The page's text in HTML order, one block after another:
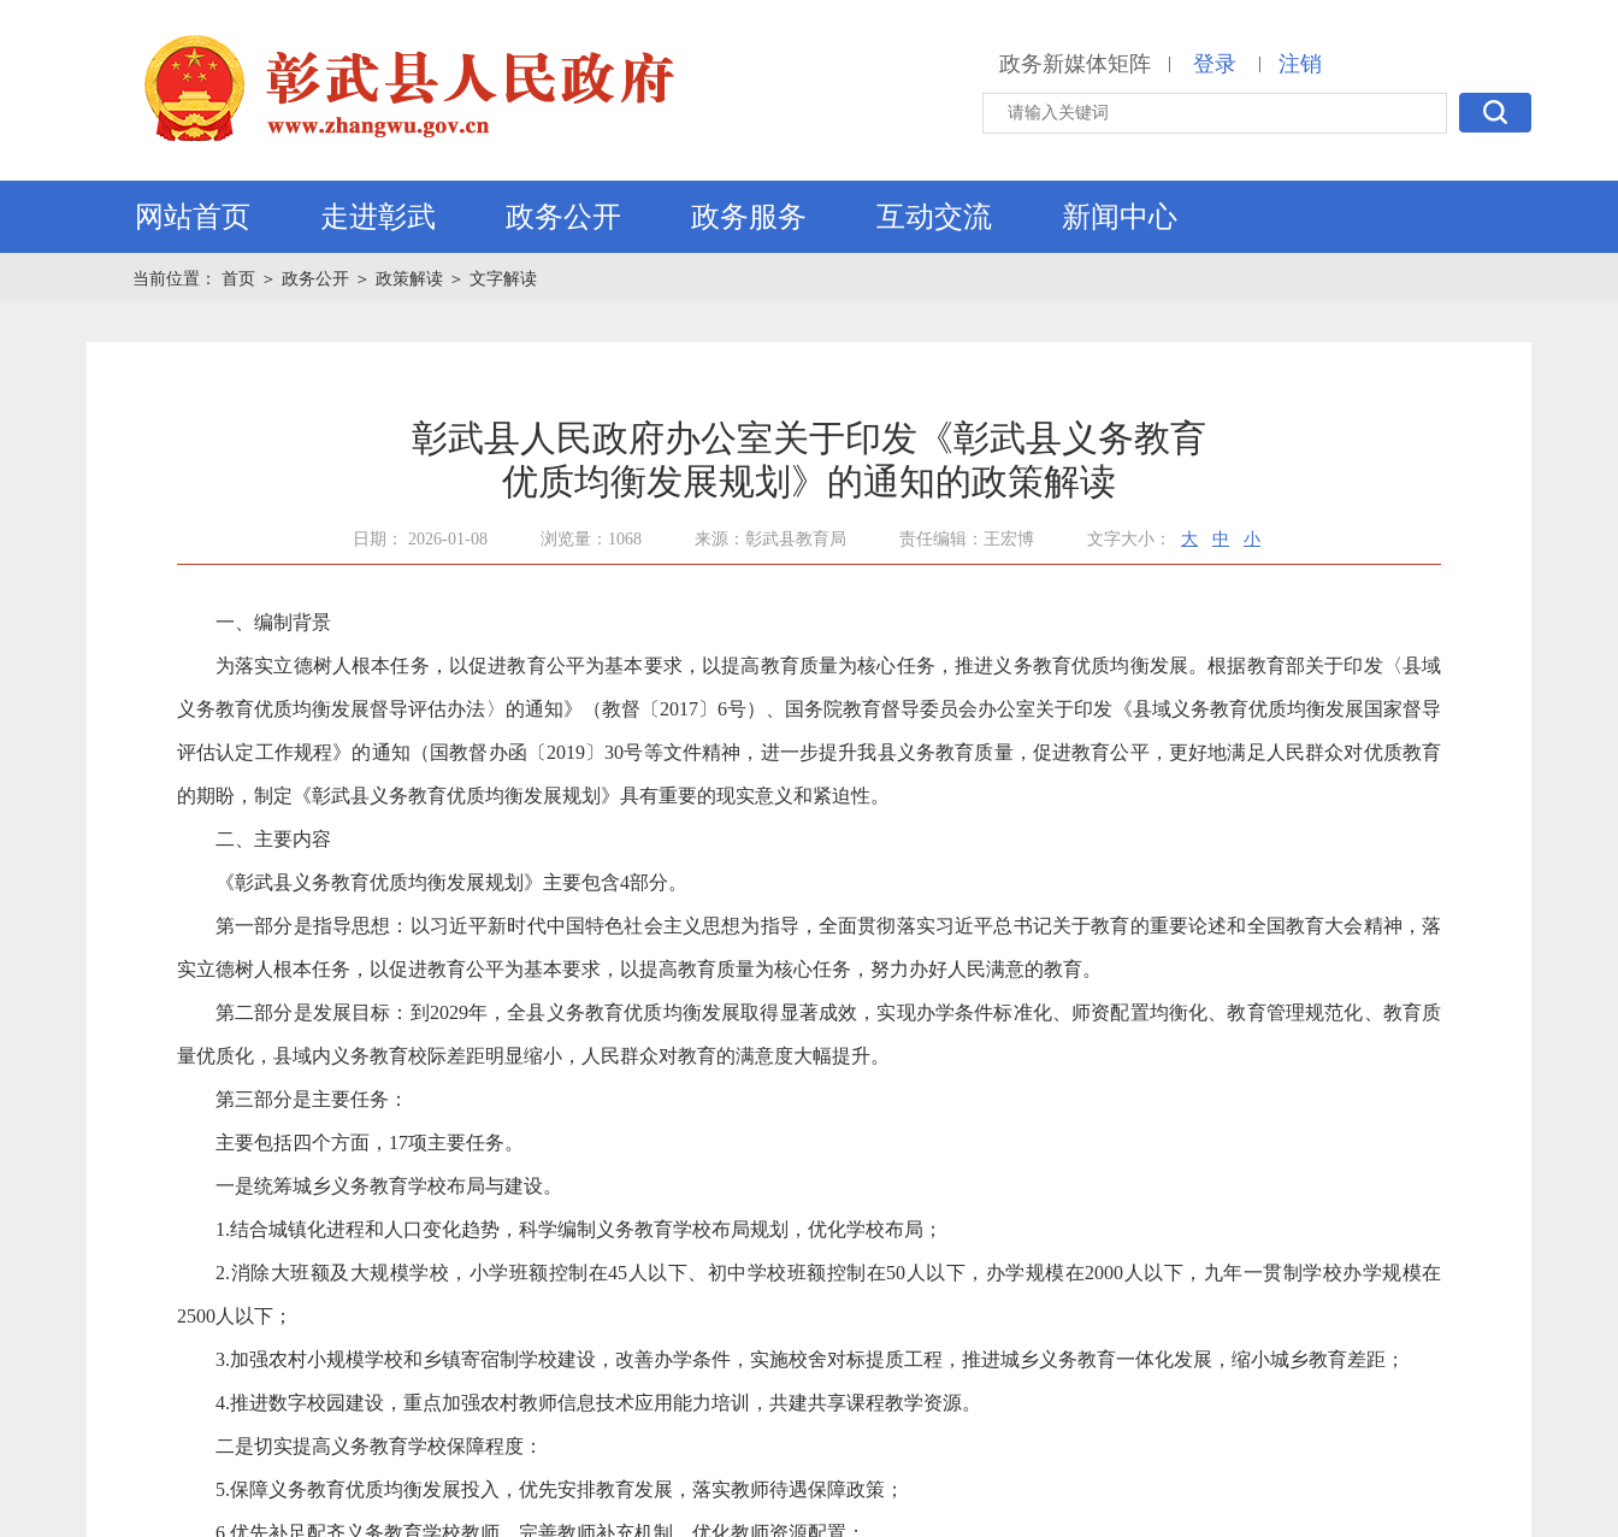
政务新媒体矩阵 | 登录 | 注销
网站首页 走进彰武 政务公开 政务服务 互动交流 新闻中心
当前位置： 首页 ＞ 政务公开 ＞ 政策解读 ＞ 文字解读
彰武县人民政府办公室关于印发《彰武县义务教育
优质均衡发展规划》的通知的政策解读
日期： 2026-01-08 浏览量：1068 来源：彰武县教育局 责任编辑：王宏博 文字大小： 大 中 小
一、编制背景
为落实立德树人根本任务，以促进教育公平为基本要求，以提高教育质量为核心任务，推进义务教育优质均衡发展。根据教育部关于印发〈县域
义务教育优质均衡发展督导评估办法〉的通知》（教督〔2017〕6号）、国务院教育督导委员会办公室关于印发《县域义务教育优质均衡发展国家督导
评估认定工作规程》的通知（国教督办函〔2019〕30号等文件精神，进一步提升我县义务教育质量，促进教育公平，更好地满足人民群众对优质教育
的期盼，制定《彰武县义务教育优质均衡发展规划》具有重要的现实意义和紧迫性。
二、主要内容
《彰武县义务教育优质均衡发展规划》主要包含4部分。
第一部分是指导思想：以习近平新时代中国特色社会主义思想为指导，全面贯彻落实习近平总书记关于教育的重要论述和全国教育大会精神，落
实立德树人根本任务，以促进教育公平为基本要求，以提高教育质量为核心任务，努力办好人民满意的教育。
第二部分是发展目标：到2029年，全县义务教育优质均衡发展取得显著成效，实现办学条件标准化、师资配置均衡化、教育管理规范化、教育质
量优质化，县域内义务教育校际差距明显缩小，人民群众对教育的满意度大幅提升。
第三部分是主要任务：
主要包括四个方面，17项主要任务。
一是统筹城乡义务教育学校布局与建设。
1.结合城镇化进程和人口变化趋势，科学编制义务教育学校布局规划，优化学校布局；
2.消除大班额及大规模学校，小学班额控制在45人以下、初中学校班额控制在50人以下，办学规模在2000人以下，九年一贯制学校办学规模在
2500人以下；
3.加强农村小规模学校和乡镇寄宿制学校建设，改善办学条件，实施校舍对标提质工程，推进城乡义务教育一体化发展，缩小城乡教育差距；
4.推进数字校园建设，重点加强农村教师信息技术应用能力培训，共建共享课程教学资源。
二是切实提高义务教育学校保障程度：
5.保障义务教育优质均衡发展投入，优先安排教育发展，落实教师待遇保障政策；
6.优先补足配齐义务教育学校教师，完善教师补充机制，优化教师资源配置；